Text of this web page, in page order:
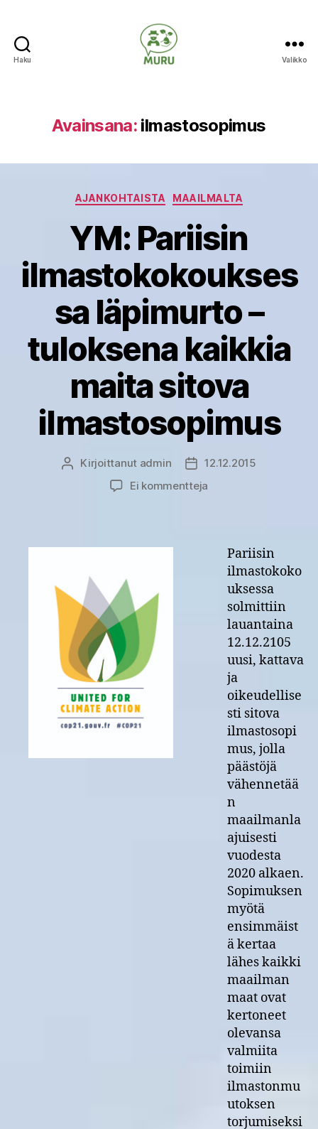
Haku Valikko
Avainsana: ilmastosopimus
Kategoriat
AJANKOHTAISTA MAAILMALTA
YM: Pariisin
ilmastokokoukses
sa läpimurto –
tuloksena kaikkia
maita sitova
ilmastosopimus
Kirjoittaja
Kirjoittanut admin Julkaisupäivämäärä
12.12.2015
Ei kommentteja
läpimurto
tuloksena
kaikkia
maita
sitova
ilmastosopimus
Pariisin
ilmastokoko
uksessa
solmittiin
lauantaina
12.12.2105
uusi, kattava
ja
oikeudellise
sti sitova
ilmastosopi
mus, jolla
päästöjä
vähennetää
n
maailmanla
ajuisesti
vuodesta
2020 alkaen.
Sopimuksen
myötä
ensimmäist
ä kertaa
lähes kaikki
maailman
maat ovat
kertoneet
olevansa
valmiita
toimiin
ilmastonmu
utoksen
torjumiseksi